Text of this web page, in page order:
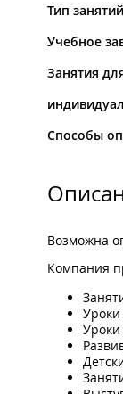
Тип занятий
Учебное
Занятия
Способы
Возможна
Компания
Уроки